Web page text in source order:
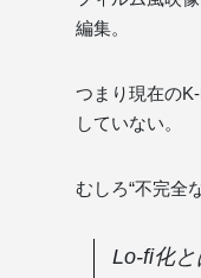
編集。
つまり現在の
していない。
むしろ“不完全
Lo-fi化と